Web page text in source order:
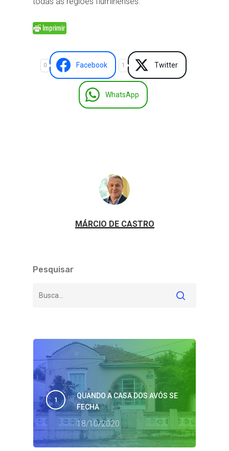
0 Facebook 1 Twitter
WhatsApp
MÁRCIO DE CASTRO
Pesquisar
QUANDO A CASA DOS AVÓS SE
FECHA
18/10/2020